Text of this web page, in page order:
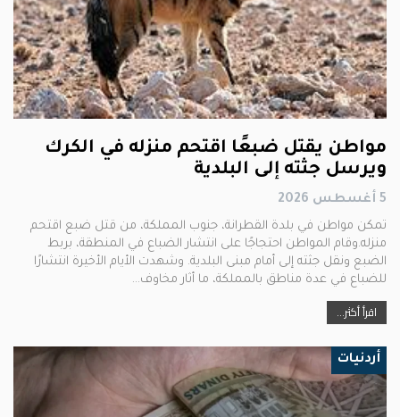
مواطن يقتل ضبعًا اقتحم منزله في الكرك
ويرسل جثته إلى البلدية
5 أغسطس 2026
تمكن مواطن في بلدة القطرانة، جنوب المملكة، من قتل ضبع اقتحم
منزله.وقام المواطن احتجاجًا على انتشار الضباع في المنطقة، بربط
الضبع ونقل جثته إلى أمام مبنى البلدية. وشهدت الأيام الأخيرة انتشارًا
للضباع في عدة مناطق بالمملكة، ما أثار مخاوف…
اقرأ أكثر...
أردنيات